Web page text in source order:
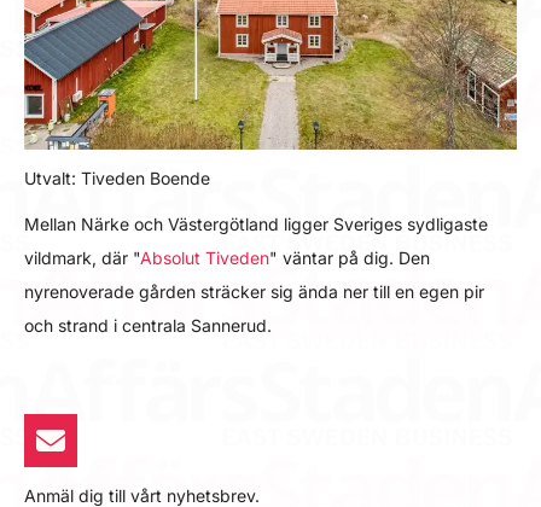
Utvalt: Tiveden Boende
Mellan Närke och Västergötland ligger Sveriges sydligaste
vildmark, där "Absolut Tiveden" väntar på dig. Den
nyrenoverade gården sträcker sig ända ner till en egen pir
och strand i centrala Sannerud.
Anmäl dig till vårt nyhetsbrev.